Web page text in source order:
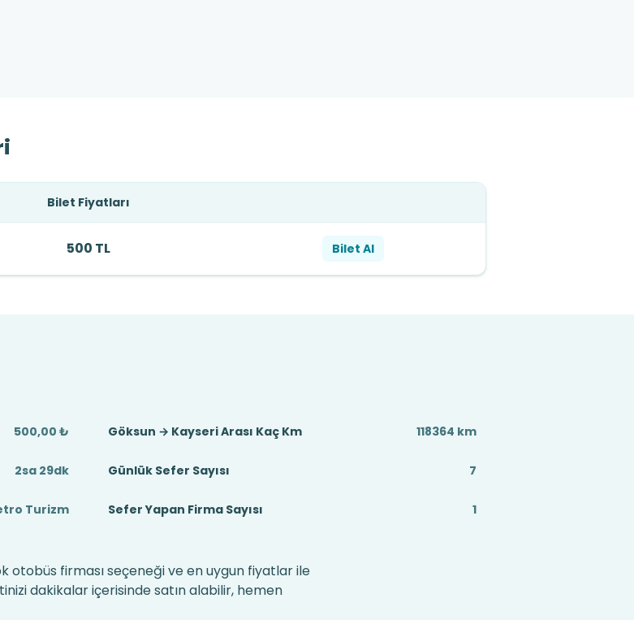
Bilet Fiyatları
500 TL Bilet Al
500,00 ₺ Göksun → Kayseri Arası Kaç Km 118364 km
2sa 29dk Günlük Sefer Sayısı 7
Turizm Sefer Yapan Firma Sayısı 1
otobüs firması seçeneği ve en uygun fiyatlar ile
dakikalar içerisinde satın alabilir, hemen